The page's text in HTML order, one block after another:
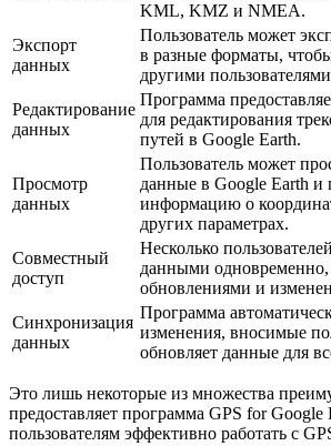
KML, KMZ и NMEA.
Экспорт
данных
Пользователь может
в разные форматы,
другими
Редактирование
данных
Программа
для редактирования
путей в Google Earth.
Просмотр
данных
Пользователь может
данные в Google Earth и
информацию о
других параметрах.
Совместный
доступ
Несколько
данными одновременно,
обновлениями и
Синхронизация
данных
Программа
изменения, вносимые
обновляет данные для
Это лишь некоторые из множества
предоставляет программа GPS for
пользователям эффективно работать с